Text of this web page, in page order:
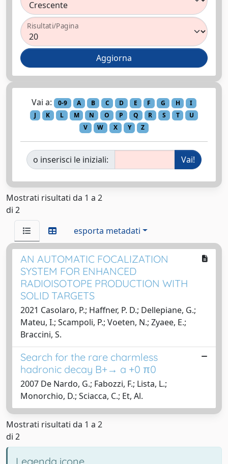
Risultati/Pagina
Vai a: 0-9 A B C D E F G H
I
J
K L M N O P Q R S T
U
V
W X Y Z
o inserisci le iniziali:
Mostrati risultati da 1 a 2
di 2
esporta metadati
AN AUTOMATIC FOCALIZATION
SYSTEM FOR ENHANCED
RADIOISOTOPE PRODUCTION WITH
SOLID TARGETS
2021 Casolaro, P.; Haffner, P. D.; Dellepiane, G.;
Mateu, I.; Scampoli, P.; Voeten, N.; Zyaee, E.;
Braccini, S.
Search for the rare charmless
hadronic decay B+→ a +0 π0
2007 De Nardo, G.; Fabozzi, F.; Lista, L.;
Monorchio, D.; Sciacca, C.; Et, Al.
Mostrati risultati da 1 a 2
di 2
Legenda icone